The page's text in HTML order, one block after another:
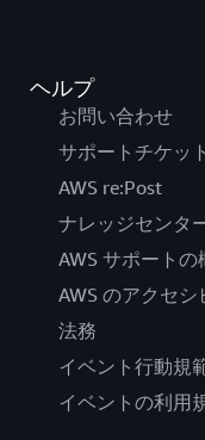
ヘルプ
お問い合わせ
サポートチケッ
AWS re:Post
ナレッジセンタ
AWS サポートの
AWS のアクセシ
法務
イベント行動規
イベントの利用